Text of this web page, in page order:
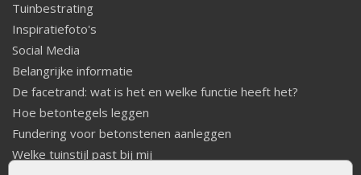
Tuinbestrating
Inspiratiefoto's
Social Media
Belangrijke informatie
De facetrand: wat is het en welke functie heeft het?
Hoe betontegels leggen
Fundering voor betonstenen aanleggen
Welke tuinstijl past bij mij